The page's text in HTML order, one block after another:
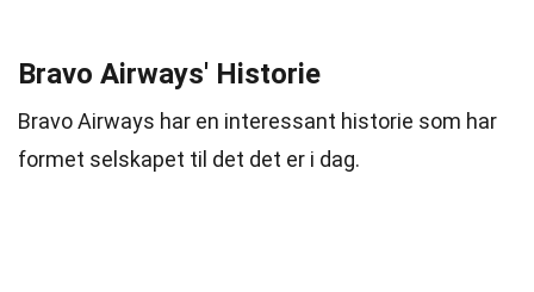
Bravo Airways' Historie
Bravo Airways har en interessant historie som har
formet selskapet til det det er i dag.